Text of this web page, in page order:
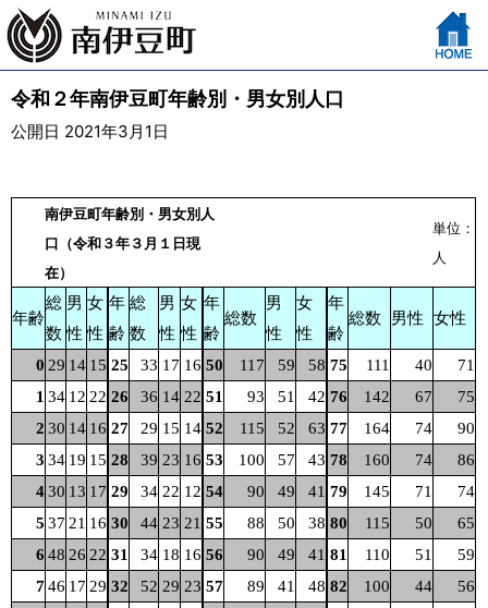
令和２年南伊豆町年齢別・男女別人口
公開日 2021年3月1日
南伊豆町年齢別・男女別人
口（令和３年３月１日現
在）
単位：
人
年齢
総
数
男
性
女
性
年
齢
総
数
男
性
女
性
年
齢
総数
男
性
女
性
年
齢
総数 男性 女性
0 29 14 15 25 33 17 16 50 117 59 58 75 111 40
71
1 34 12 22 26 36 14 22 51 93 51 42 76 142 67
75
2 30 14 16 27 29 15 14 52 115 52 63 77 164 74
90
3 34 19 15 28 39 23 16 53 100 57 43 78 160 74
86
430 13 17 29 34 22 12 54 90 49 41 79 145 71
74
5 37 21 16 30 44 23 21 55 88 50 38 80 115 50
65
6 48 26 22 31 34 18 16 56 90 49 41 81 110 51
59
746 17 29 32 52 29 23 57 89 41 48 82 100 44
56